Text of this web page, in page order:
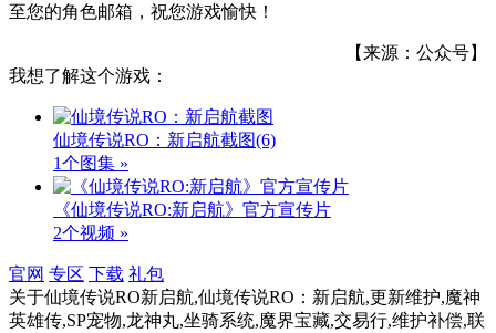
至您的角色邮箱，祝您游戏愉快！
【来源：公众号】
我想了解这个游戏：
仙境传说RO：新启航截图(6)
1个图集 »
《仙境传说RO:新启航》官方宣传片
2个视频 »
官网 专区 下载 礼包
关于仙境传说RO新启航,仙境传说RO：新启航,更新维护,魔神
英雄传,SP宠物,龙神丸,坐骑系统,魔界宝藏,交易行,维护补偿,联